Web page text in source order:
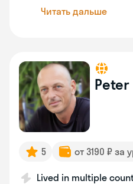
Читать дальше
Peter
5 от 3190 ₽ за
Lived in multiple